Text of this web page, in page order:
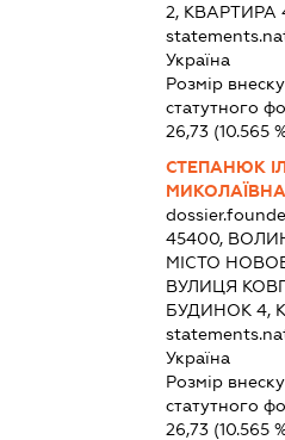
2, КВАРТИРА
Україна
Розмір
статутного
26,73(10.565
СТЕПАНЮК
МИКОЛАЇВНА
45400,
МІСТО
ВУЛИЦЯ
БУДИНОК 4,
Україна
Розмір
статутного
26,73(10.565